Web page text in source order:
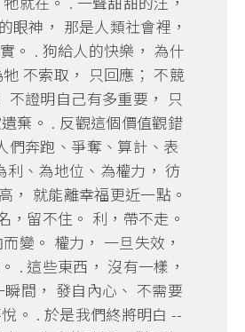
眼神， 那是人類社會裡，
。 . 狗給人的快樂， 為什
不索取， 只回應； 不競
不證明自己有多重要， 只
棄。 . 反觀這個價值觀錯
們奔跑、爭奪、算計、表
利、為地位、為權力， 彷
， 就能離幸福更近一點。
，留不住。 利，帶不走。
變。 權力， 一旦失效，
. 這些東西， 沒有一樣，
瞬間， 發自內心、 不需要
。 . 於是我們終將明白 --